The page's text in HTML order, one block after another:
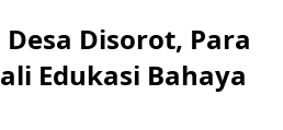
Disorot, Para
Edukasi Bahaya